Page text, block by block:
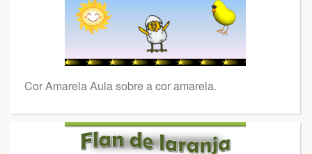
Cor Amarela Aula sobre a cor amarela.